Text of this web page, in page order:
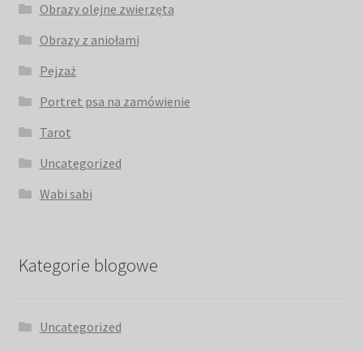
Obrazy olejne zwierzęta
Obrazy z aniołami
Pejzaż
Portret psa na zamówienie
Tarot
Uncategorized
Wabi sabi
Kategorie blogowe
Uncategorized